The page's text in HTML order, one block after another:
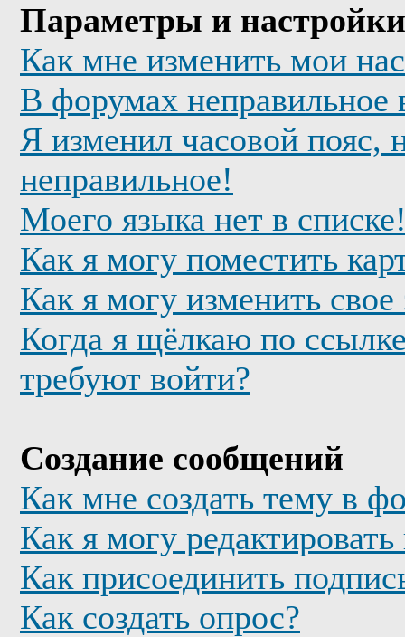
Параметры и настройки
Как мне изменить мои
В форумах неправильное
Я изменил часовой пояс,
неправильное!
Моего языка нет в
Как я могу поместить
Как я могу изменить свое
Когда я щёлкаю по
требуют войти?
Создание сообщений
Как мне создать тему в
Как я могу
Как присоединить
Как создать опрос?